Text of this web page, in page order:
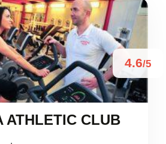
4.6/5
ATHLETIC CLUB